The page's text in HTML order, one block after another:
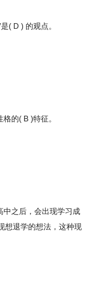
( D ) 的观点。
的( B )特征。
之后，会出现学习成
想退学的想法，这种现